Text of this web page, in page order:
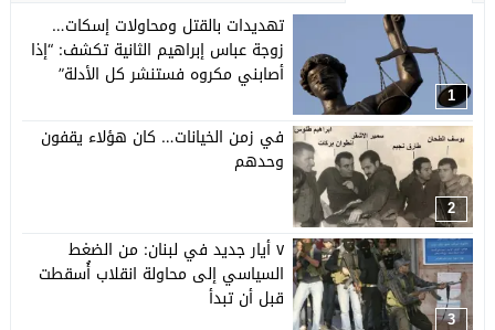
1
تهديدات بالقتل ومحاولات إسكات…
زوجة عباس إبراهيم الثانية تكشف: “إذا
أصابني مكروه فستنشر كل الأدلة”
2
في زمن الخيانات… كان هؤلاء يقفون
وحدهم
3
٧ أيار جديد في لبنان: من الضغط
السياسي إلى محاولة انقلاب أُسقطت
قبل أن تبدأ